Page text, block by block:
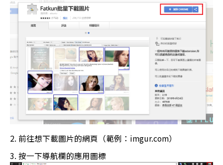
前往想下載圖片的網頁（範例：imgur.com）
按一下導航欄的應用圖標